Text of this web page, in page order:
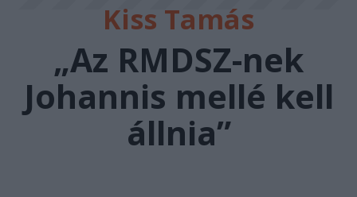
Kiss Tamás
„Az RMDSZ-nek
Johannis mellé kell
állnia”